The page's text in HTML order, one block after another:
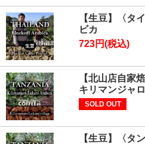
【生豆】〈タ
ビカ
723円(税込)
【北山店自家
キリマンジャ
SOLD OUT
【生豆】〈タ